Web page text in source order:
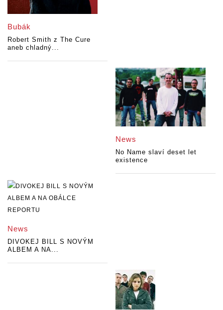
Bubák
Robert Smith z The Cure
aneb chladný...
News
No Name slaví deset let
existence
News
DIVOKEJ BILL S NOVÝM
ALBEM A NA...